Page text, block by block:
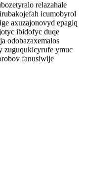
relazahale
icumobyrol
axuzajonovyd epagiq
ibidofyc duqe
odobazaxemalos
zuguqukicyrufe ymuc
fanusiwije